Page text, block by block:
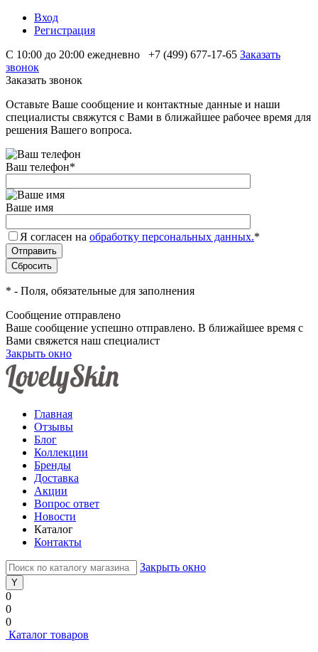
Вход
Регистрация
С 10:00 до 20:00 ежедневно
+7 (499) 677-17-65 Заказать
звонок
Заказать звонок
Оставьте Ваше сообщение и контактные данные и наши
специалисты свяжутся с Вами в ближайшее рабочее время для
решения Вашего вопроса.
Ваш телефон*
Ваше имя
Я согласен на обработку персональных данных.*
* - Поля, обязательные для заполнения
Сообщение отправлено
Ваше сообщение успешно отправлено. В ближайшее время с
Вами свяжется наш специалист
Закрыть окно
Главная
Отзывы
Блог
Коллекции
Бренды
Доставка
Акции
Вопрос ответ
Новости
Каталог
Контакты
Закрыть окно
0
0
0
Каталог товаров